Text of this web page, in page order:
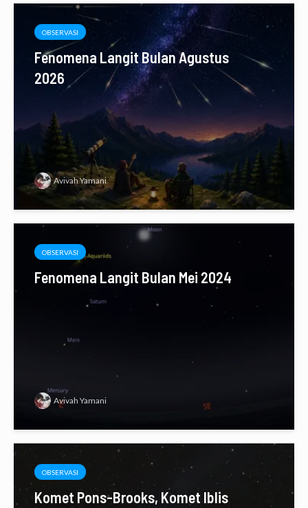
OBSERVASI
Fenomena Langit Bulan Agustus
2026
Avivah Yamani
OBSERVASI
Fenomena Langit Bulan Mei 2024
Avivah Yamani
OBSERVASI
Komet Pons-Brooks, Komet Iblis